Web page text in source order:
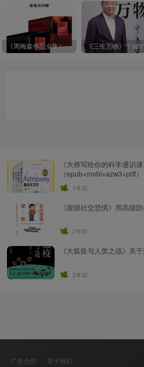
《周梅森作品全集》[共30册]
《大师写给你的科学通识
（epub+mobi+azw3+pdf）
1年前
《摆脱社交恐惧》用高级
2年前
《大瘟疫与人类之战》关
2年前
广告合作 关于我们